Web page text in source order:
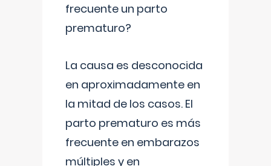
frecuente un parto
prematuro?
La causa es desconocida
en aproximadamente en
la mitad de los casos. El
parto prematuro es más
frecuente en embarazos
múltiples y en